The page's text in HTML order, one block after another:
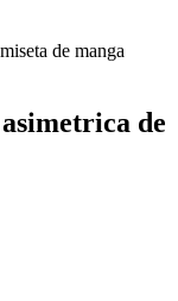
de manga
de